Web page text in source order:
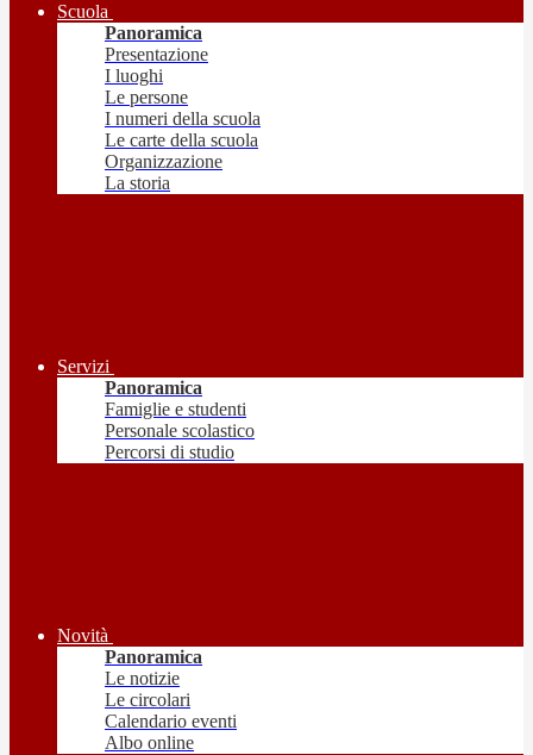
Scuola
Panoramica
Presentazione
I luoghi
Le persone
I numeri della scuola
Le carte della scuola
Organizzazione
La storia
Servizi
Panoramica
Famiglie e studenti
Personale scolastico
Percorsi di studio
Novità
Panoramica
Le notizie
Le circolari
Calendario eventi
Albo online